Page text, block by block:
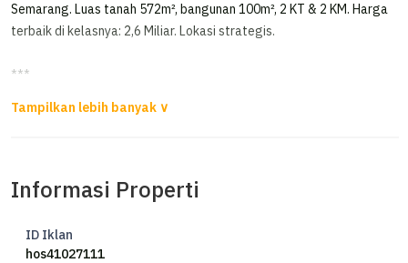
Semarang. Luas tanah 572m², bangunan 100m², 2 KT & 2 KM. Harga
terbaik di kelasnya: 2,6 Miliar. Lokasi strategis.
***
Workshop
Pedurungan
Luas tanah 572 m2
lebar muka 10 meter
Informasi Properti
ID Iklan
hos41027111